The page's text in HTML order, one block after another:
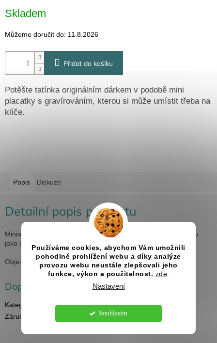
Používáme cookies, abychom Vám umožnili
pohodlné prohlížení webu a díky analýze
provozu webu neustále zlepšovali jeho
funkce, výkon a použitelnost. zde
Nastavení
Souhlasím
Valentýn
cena:
Skladem
Můžeme doručit do: 11.8.2026
Přidat do košíku
Potěšte tatínka originálním dárkem v podobě mini
placatky s gravírováním, kterou si může umístit třeba na
klíče.
Popis Diskuze
Detailní popis produktu
Miniaturní butylka, přesto plně funkční, s praktickou karabinkou
jako přívěsek na pohotovostní zásobu nezbytné medicíny
Objem 30ml.
Doplňkové parametry
Kategorie
Placatky s gravírováním
Záruka